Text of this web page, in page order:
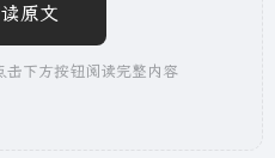
原文
击下方按钮阅读完整内容